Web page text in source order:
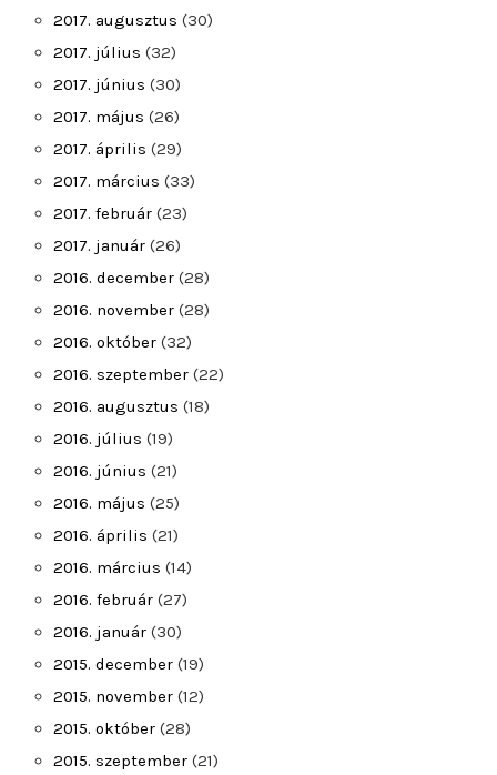
2017. augusztus (30)
2017. július (32)
2017. június (30)
2017. május (26)
2017. április (29)
2017. március (33)
2017. február (23)
2017. január (26)
2016. december (28)
2016. november (28)
2016. október (32)
2016. szeptember (22)
2016. augusztus (18)
2016. július (19)
2016. június (21)
2016. május (25)
2016. április (21)
2016. március (14)
2016. február (27)
2016. január (30)
2015. december (19)
2015. november (12)
2015. október (28)
2015. szeptember (21)